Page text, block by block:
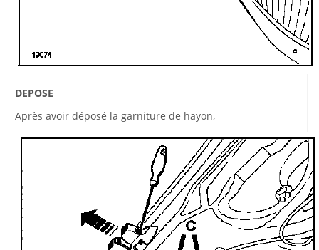
DEPOSE
Après avoir déposé la garniture de hayon,